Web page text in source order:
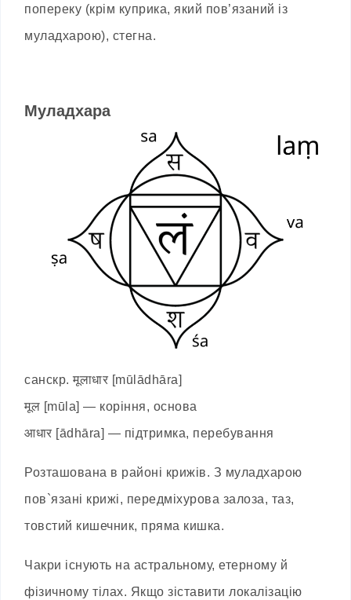
попереку (крім куприка, який пов’язаний із
муладхарою), стегна.
Муладхара
санскр. मूलाधार [mūlādhāra]
मूल [mūla] — коріння, основа
आधार [ādhāra] — підтримка, перебування
Розташована в районі крижів. З муладхарою
пов`язані крижі, передміхурова залоза, таз,
товстий кишечник, пряма кишка.
Чакри існують на астральному, етерному й
фізичному тілах. Якщо зіставити локалізацію